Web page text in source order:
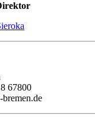
67800